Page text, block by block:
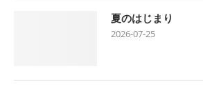
夏のはじまり
2026-07-25